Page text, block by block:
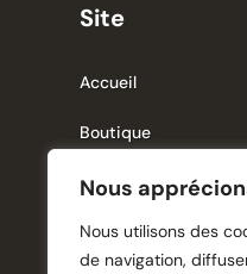
Nous
Nous utilisons des
de navigation,
Site
Accueil
Boutique
Histoire
Actualité